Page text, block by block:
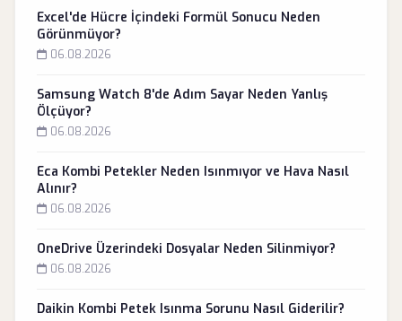
Excel'de Hücre İçindeki Formül Sonucu Neden
Görünmüyor?
06.08.2026
Samsung Watch 8'de Adım Sayar Neden Yanlış
Ölçüyor?
06.08.2026
Eca Kombi Petekler Neden Isınmıyor ve Hava Nasıl
Alınır?
06.08.2026
OneDrive Üzerindeki Dosyalar Neden Silinmiyor?
06.08.2026
Daikin Kombi Petek Isınma Sorunu Nasıl Giderilir?